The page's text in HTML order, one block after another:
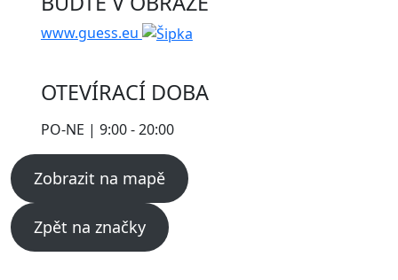
www.guess.eu
OTEVÍRACÍ DOBA
PO-NE | 9:00 - 20:00
Zobrazit na mapě
Zpět na značky